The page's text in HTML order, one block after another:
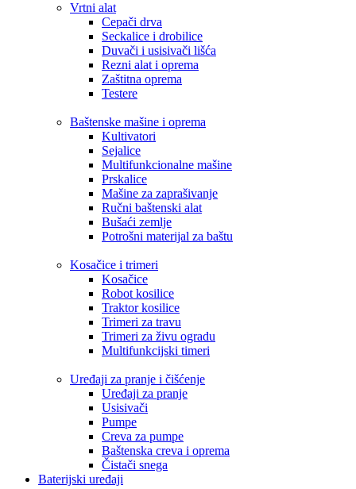
Vrtni alat
Cepači drva
Seckalice i drobilice
Duvači i usisivači lišća
Rezni alat i oprema
Zaštitna oprema
Testere
Baštenske mašine i oprema
Kultivatori
Sejalice
Multifunkcionalne mašine
Prskalice
Mašine za zaprašivanje
Ručni baštenski alat
Bušaći zemlje
Potrošni materijal za baštu
Kosačice i trimeri
Kosačice
Robot kosilice
Traktor kosilice
Trimeri za travu
Trimeri za živu ogradu
Multifunkcijski timeri
Uređaji za pranje i čišćenje
Uređaji za pranje
Usisivači
Pumpe
Creva za pumpe
Baštenska creva i oprema
Čistači snega
Baterijski uređaji